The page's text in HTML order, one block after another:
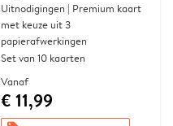
Uitnodigingen | Premium kaart
met keuze uit 3
papierafwerkingen
Set van 10 kaarten
Vanaf
€ 11,99